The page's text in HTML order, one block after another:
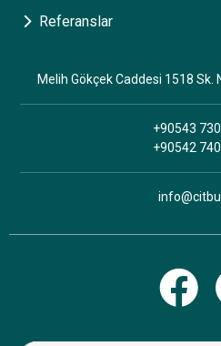
Referanslar
Melih Gökçek Caddesi 1518
+90543
+90542